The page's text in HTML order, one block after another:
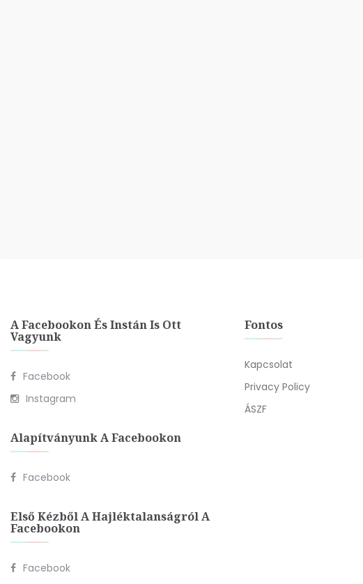
A Facebookon És Instán Is Ott
Vagyunk
Facebook
Instagram
Alapítványunk A Facebookon
Facebook
Első Kézből A Hajléktalanságról A
Facebookon
Facebook
Fontos
Kapcsolat
Privacy Policy
ÁSZF